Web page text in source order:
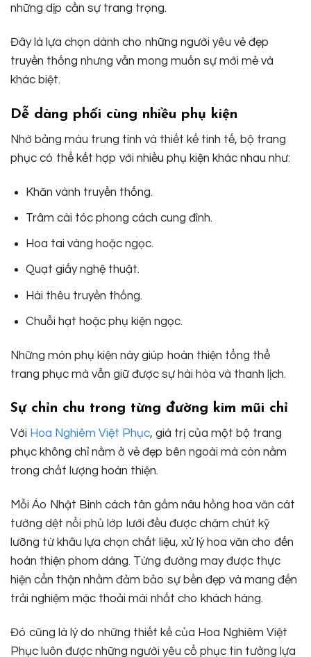
những dịp cần sự trang trọng.
Đây là lựa chọn dành cho những người yêu vẻ đẹp
truyền thống nhưng vẫn mong muốn sự mới mẻ và
khác biệt.
Dễ dàng phối cùng nhiều phụ kiện
Nhờ bảng màu trung tính và thiết kế tinh tế, bộ trang
phục có thể kết hợp với nhiều phụ kiện khác nhau như:
Khăn vành truyền thống.
Trâm cài tóc phong cách cung đình.
Hoa tai vàng hoặc ngọc.
Quạt giấy nghệ thuật.
Hài thêu truyền thống.
Chuỗi hạt hoặc phụ kiện ngọc.
Những món phụ kiện này giúp hoàn thiện tổng thể
trang phục mà vẫn giữ được sự hài hòa và thanh lịch.
Sự chỉn chu trong từng đường kim mũi chỉ
Với Hoa Nghiêm Việt Phục, giá trị của một bộ trang
phục không chỉ nằm ở vẻ đẹp bên ngoài mà còn nằm
trong chất lượng hoàn thiện.
Mỗi Áo Nhật Bình cách tân gấm nâu hồng hoa văn cát
tường dệt nổi phủ lớp lưới đều được chăm chút kỹ
lưỡng từ khâu lựa chọn chất liệu, xử lý hoa văn cho đến
hoàn thiện phom dáng. Từng đường may được thực
hiện cẩn thận nhằm đảm bảo sự bền đẹp và mang đến
trải nghiệm mặc thoải mái nhất cho khách hàng.
Đó cũng là lý do những thiết kế của Hoa Nghiêm Việt
Phục luôn được những người yêu cổ phục tin tưởng lựa